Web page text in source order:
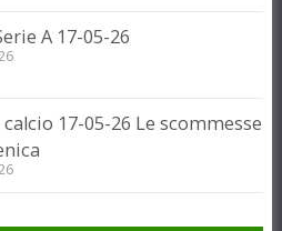
A 17-05-26
17-05-26 Le scommesse